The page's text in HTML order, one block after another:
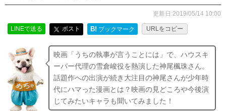
更新日:2019/05/14 10:00
LINEで送る ポスト B! ブックマーク URLをコピー
映画「うちの執事が言うことには」で、ハウスキ
ーパー代理の雪倉峻役を熱演した神尾楓珠さん。
話題作への出演が続き大注目の神尾さんが少年時
代にハマった漫画とは？映画の見どころや今後演
じてみたいキャラも聞いてみました！